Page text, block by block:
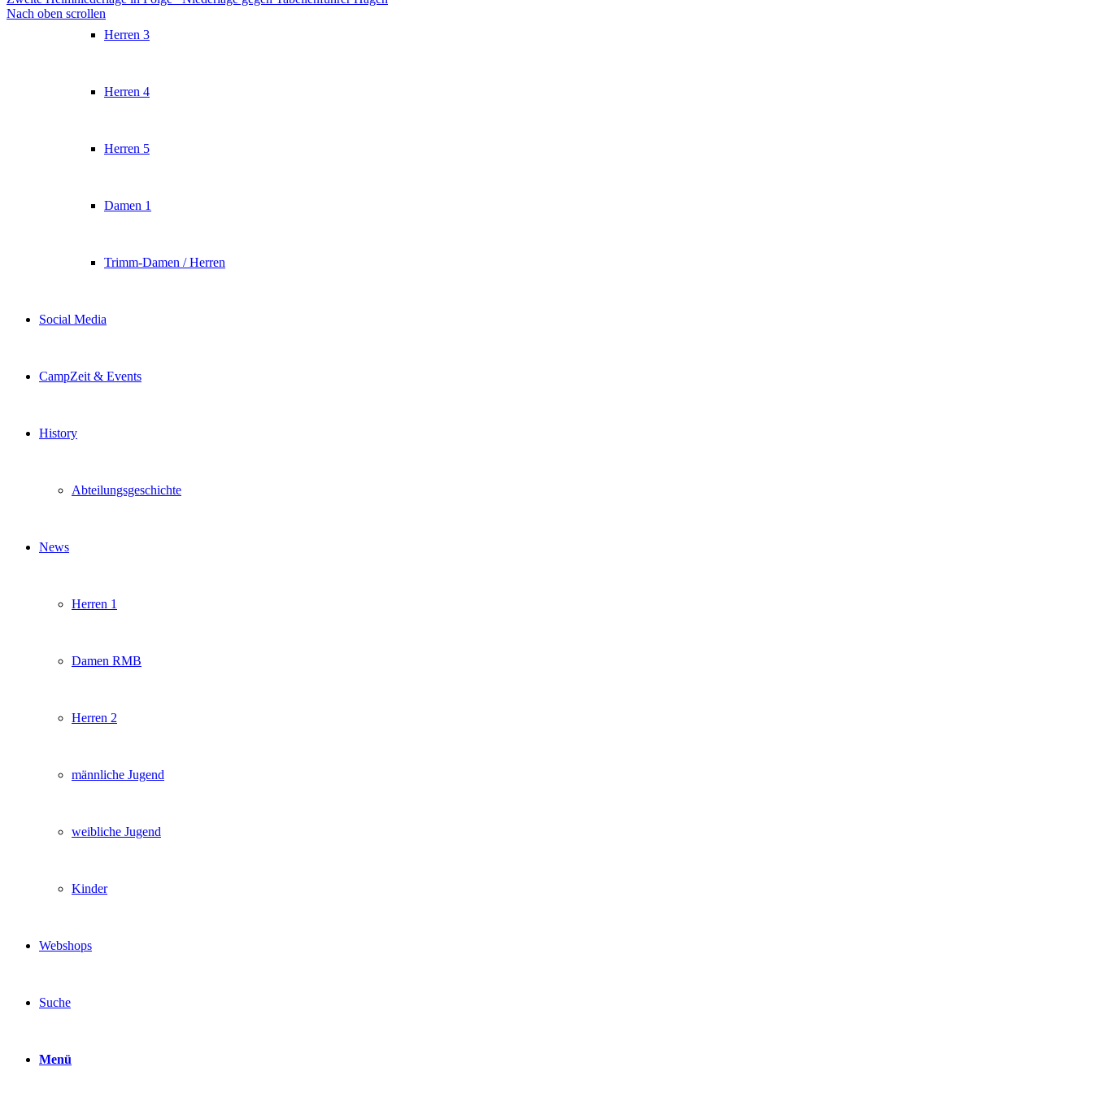
Herren 3
Herren 4
Herren 5
Damen 1
Trimm-Damen / Herren
Social Media
CampZeit & Events
History
Abteilungsgeschichte
News
Herren 1
Damen RMB
Herren 2
männliche Jugend
weibliche Jugend
Kinder
Webshops
Suche
Menü
Nach oben scrollen